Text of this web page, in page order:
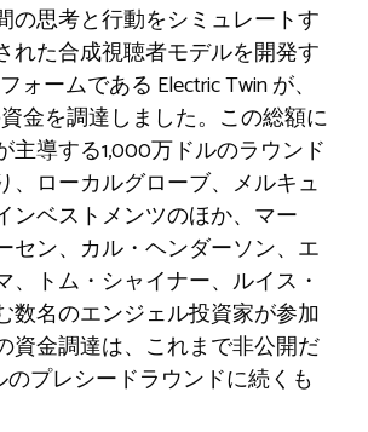
の思考と行動をシミュレートす
れた合成視聴者モデルを開発す
ォームである Electric Twin が、
金を調達しました。この総額に
主導する1,000万ドルのラウンド
、ローカルグローブ、メルキュ
ンベストメンツのほか、マー
セン、カル・ヘンダーソン、エ
、トム・シャイナー、ルイス・
数名のエンジェル投資家が参加
資金調達は、これまで非公開だ
プレシードラウンドに続くも